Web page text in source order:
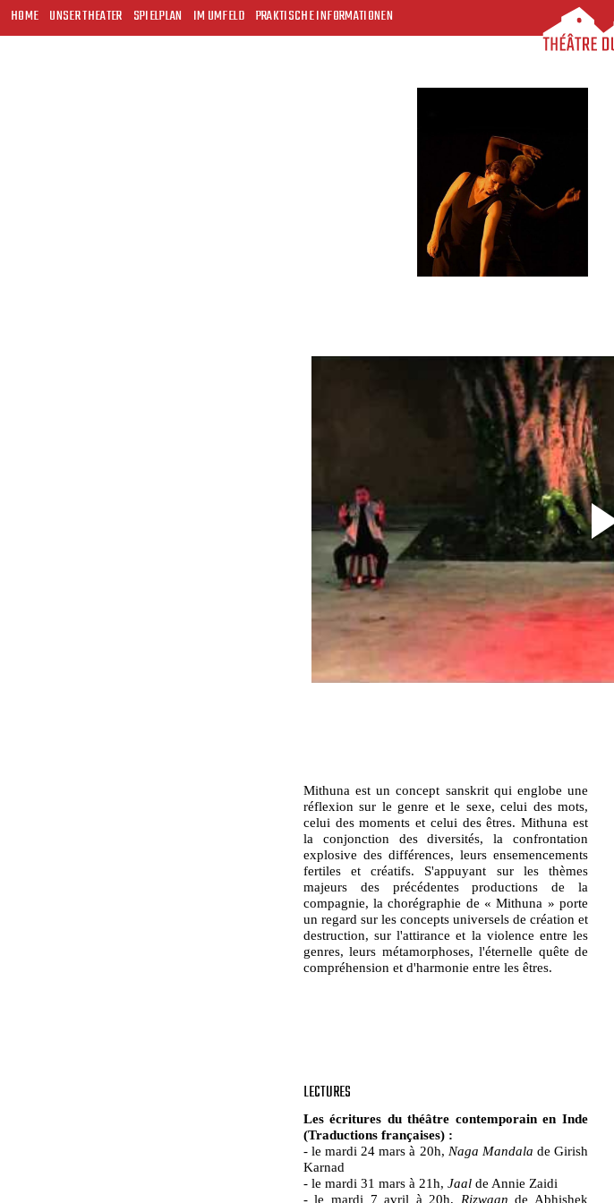
HOME UNSER THEATER SPIELPLAN IM UMFELD PRAKTISCHE INFORMATIONEN
Mithuna est un concept sanskrit qui englobe une
réflexion sur le genre et le sexe, celui des mots,
celui des moments et celui des êtres. Mithuna est
la conjonction des diversités, la confrontation
explosive des différences, leurs ensemencements
fertiles et créatifs. S'appuyant sur les thèmes
majeurs des précédentes productions de la
compagnie, la chorégraphie de « Mithuna » porte
un regard sur les concepts universels de création et
destruction, sur l'attirance et la violence entre les
genres, leurs métamorphoses, l'éternelle quête de
compréhension et d'harmonie entre les êtres.
LECTURES
Les écritures du théâtre contemporain en Inde
(Traductions françaises) :
- le mardi 24 mars à 20h, Naga Mandala de Girish
Karnad
- le mardi 31 mars à 21h, Jaalde Annie Zaidi
- le mardi 7 avril à 20h, Rizwaan de Abhishek